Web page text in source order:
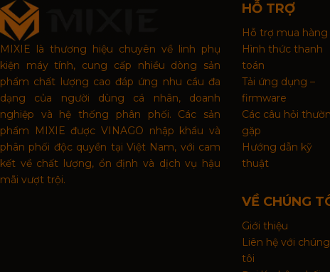
MIXIE là thương hiệu chuyên về linh phụ
kiện máy tính, cung cấp nhiều dòng sản
phẩm chất lượng cao đáp ứng nhu cầu đa
dạng của người dùng cá nhân, doanh
nghiệp và hệ thống phân phối. Các sản
phẩm MIXIE được VINAGO nhập khẩu và
phân phối độc quyền tại Việt Nam, với cam
kết về chất lượng, ổn định và dịch vụ hậu
mãi vượt trội.
HỖ TRỢ
Hỗ trợ mua hàng
Hình thức thanh
toán
Tải ứng dụng –
firmware
Các câu hỏi
gặp
Hướng dẫn kỹ
thuật
VỀ CHÚNG
Giới thiệu
Liên hệ với chúng
tôi